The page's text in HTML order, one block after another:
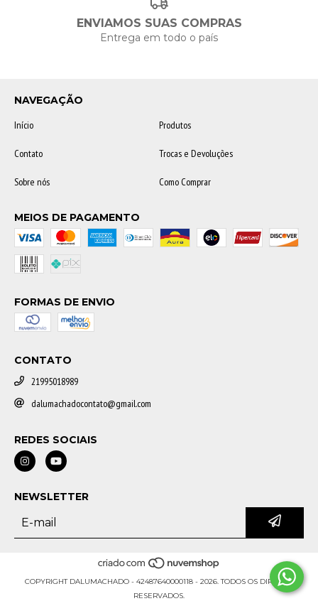
ENVIAMOS SUAS COMPRAS
Entrega em todo o país
NAVEGAÇÃO
Início
Produtos
Contato Trocas e Devoluções
Sobre nós Como Comprar
MEIOS DE PAGAMENTO
FORMAS DE ENVIO
CONTATO
21995018989
dalumachadocontato@gmail.com
REDES SOCIAIS
NEWSLETTER
COPYRIGHT DALUMACHADO - 42487640000118 - 2026. TODOS OS DIREITOS
RESERVADOS.